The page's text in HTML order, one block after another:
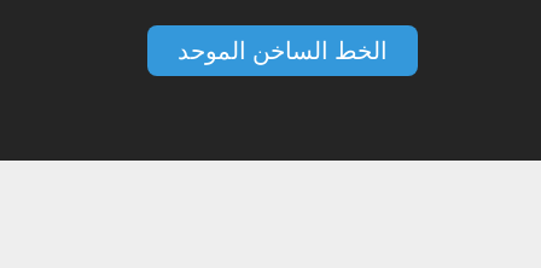
الخط الساخن الموحد